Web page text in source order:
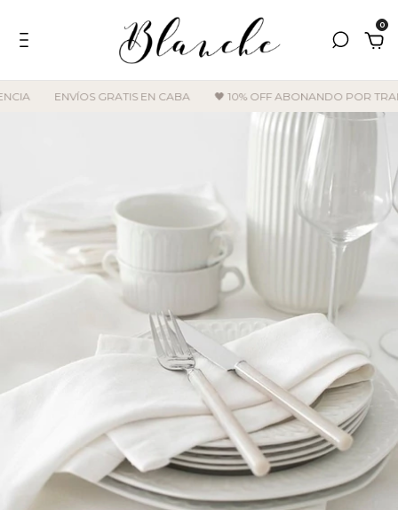
0
ENVÍOS GRATIS EN CABA 🖤 10% OFF ABONANDO POR